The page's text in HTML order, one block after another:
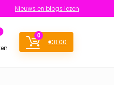
Nieuws en blogs lezen
0
€0.00